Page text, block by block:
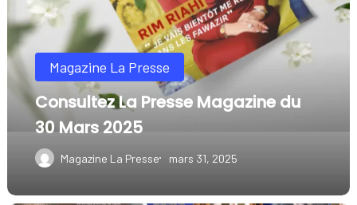
Magazine
du
30
Mars
Magazine La Presse
Consultez La Presse Magazine du
30 Mars 2025
Magazine La Presse mars 31, 2025